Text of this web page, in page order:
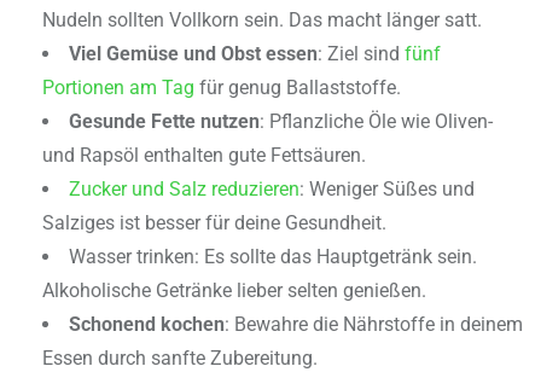
Nudeln sollten Vollkorn sein. Das macht länger satt.
Viel Gemüse und Obst essen: Ziel sind fünf
Portionen am Tag für genug Ballaststoffe.
Gesunde Fette nutzen: Pflanzliche Öle wie Oliven-
und Rapsöl enthalten gute Fettsäuren.
Zucker und Salz reduzieren: Weniger Süßes und
Salziges ist besser für deine Gesundheit.
Wasser trinken: Es sollte das Hauptgetränk sein.
Alkoholische Getränke lieber selten genießen.
Schonend kochen: Bewahre die Nährstoffe in deinem
Essen durch sanfte Zubereitung.